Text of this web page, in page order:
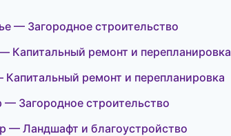
— Загородное строительство
Капитальный ремонт и перепланировка
ремонт и перепланировка
Загородное строительство
— Ландшафт и благоустройство